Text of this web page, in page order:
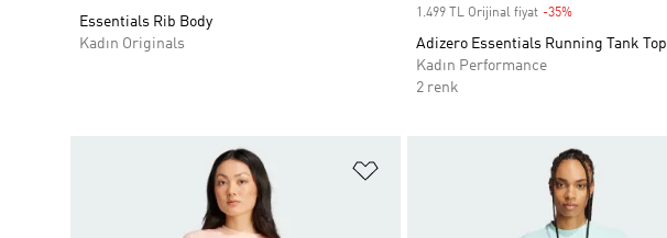
Essentials Rib Body
Kadın Originals
1.499 TL Orijinal fiyat -35%Discount
Adizero Essentials Running Tank Top
Kadın Performance
2 renk